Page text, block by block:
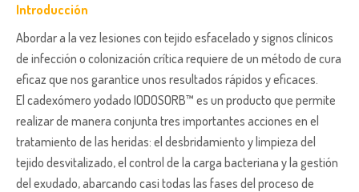
Introducción
Abordar a la vez lesiones con tejido esfacelado y signos clínicos
de infección o colonización crítica requiere de un método de cura
eficaz que nos garantice unos resultados rápidos y eficaces.
El cadexómero yodado IODOSORB™ es un producto que permite
realizar de manera conjunta tres importantes acciones en el
tratamiento de las heridas: el desbridamiento y limpieza del
tejido desvitalizado, el control de la carga bacteriana y la gestión
del exudado, abarcando casi todas las fases del proceso de